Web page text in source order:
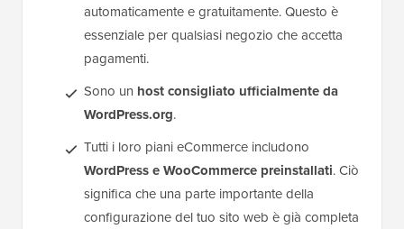
automaticamente e gratuitamente. Questo è
essenziale per qualsiasi negozio che accetta
pagamenti.
Sono un host consigliato ufficialmente da
WordPress.org.
Tutti i loro piani eCommerce includono
WordPress e WooCommerce preinstallati. Ciò
significa che una parte importante della
configurazione del tuo sito web è già completa